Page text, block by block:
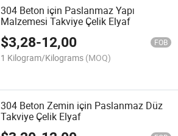
304 Beton için Paslanmaz Yapı
Malzemesi Takviye Çelik Elyaf
$3,28-12,00 FOB
1 Kilogram/Kilograms (MOQ)
304 Beton Zemin için Paslanmaz Düz
Takviye Çelik Elyaf